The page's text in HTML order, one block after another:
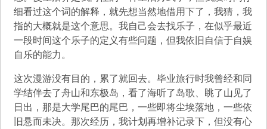
细看过这个词的解释，就先想当然地借用下了，我猜，我
指的大概就是这个意思。我自己会去找乐子，在似乎最近
一段时间这个乐子的定义有些问题，但我依旧自信于自娱
自乐的能力。
这次漫游没有目的，累了就回去。毕业旅行时我曾经和同
学结伴去了舟山和东极岛，看了海听了岛歌、眺了山见了
日出，那是大学尾巴的尾巴，一些即将尘埃落地，一些依
旧悬而未决。那次经历，我计划再增补记录下，但没有心